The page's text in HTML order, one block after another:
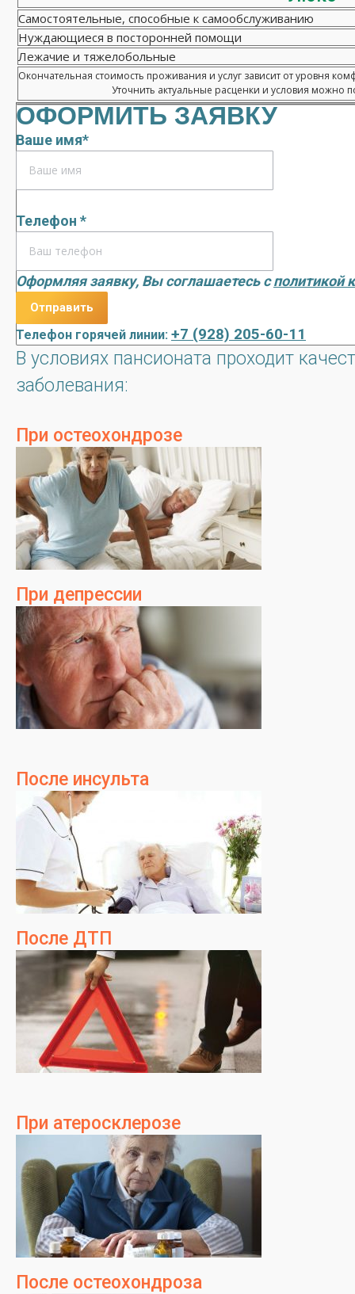
Самостоятельные, способные к самообслуживанию
Нуждающиеся в посторонней помощи
Лежачие и тяжелобольные
Окончательная стоимость проживания и услуг зависит от уровня
Уточнить актуальные расценки и условия можно
ОФОРМИТЬ ЗАЯВКУ
Ваше имя*
Телефон *
Оформляя заявку, Вы соглашаетесь сполитикой
Телефон горячей линии: +7 (928) 205-60-11
В условиях пансионата проходит
заболевания:
При остеохондрозе
При депрессии
После инсульта
После ДТП
При атеросклерозе
После остеохондроза